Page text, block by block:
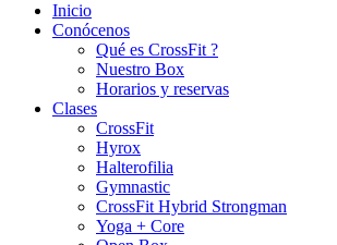
Inicio
Conócenos
Qué es CrossFit ?
Nuestro Box
Horarios y reservas
Clases
CrossFit
Hyrox
Halterofilia
Gymnastic
CrossFit Hybrid Strongman
Yoga + Core